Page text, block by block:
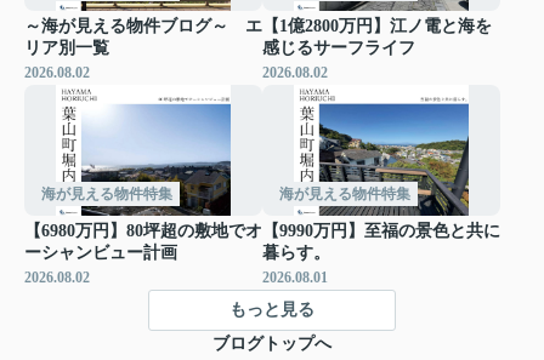
～海が見える物件ブログ～ エ
リア別一覧
2026.08.02
【1億2800万円】江ノ電と海を
感じるサーフライフ
2026.08.02
海が見える物件特集
【6980万円】80坪超の敷地でオ
ーシャンビュー計画
2026.08.02
海が見える物件特集
【9990万円】至福の景色と共に
暮らす。
2026.08.01
もっと見る
ブログトップへ